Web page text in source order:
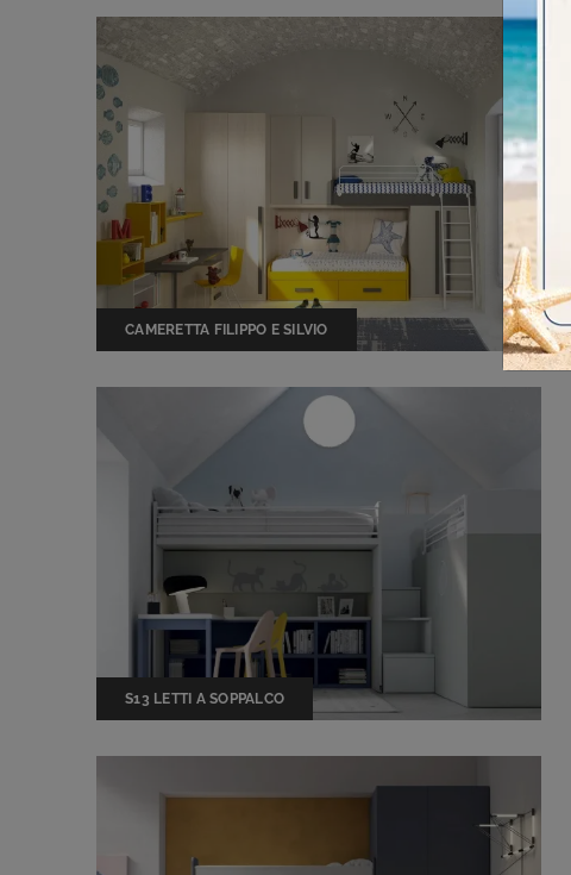
CAMERETTA FILIPPO E SILVIO
S13 LETTI A SOPPALCO